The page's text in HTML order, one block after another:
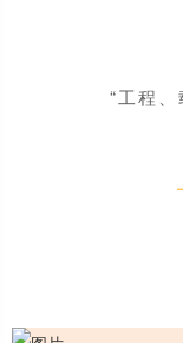
“工程